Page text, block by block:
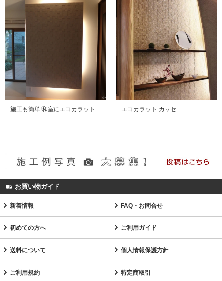
施工も簡単!和室にエコカラット エコカラット カッセ
お買い物ガイド
新着情報 FAQ・お問合せ
初めての方へ ご利用ガイド
送料について 個人情報保護方針
ご利用規約 特定商取引